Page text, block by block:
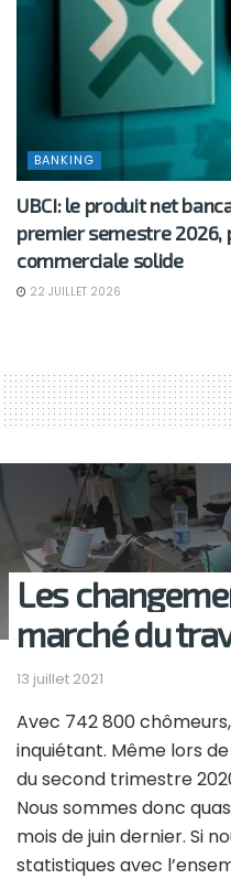
BANKING
UBCI: le produit net
premier semestre 2026,
commerciale solide
22 JUILLET 2026
Les
marché du
13 juillet 2021
Avec 742 800
inquiétant. Même lors
du second trimestre
Nous sommes donc
mois de juin dernier. Si
statistiques avec